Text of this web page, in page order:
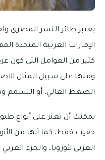
يعتبر طائر النسر المصري
الإمارات العربية المتحدة
كثير من العوامل التي كون
ومنها على سبيل المثال
الضغط العالي، أو التسمم
يمكنك أن تعثر على أنواع
حفيت فقط، كما أنها من
الغربي لأوروبا، والجزء